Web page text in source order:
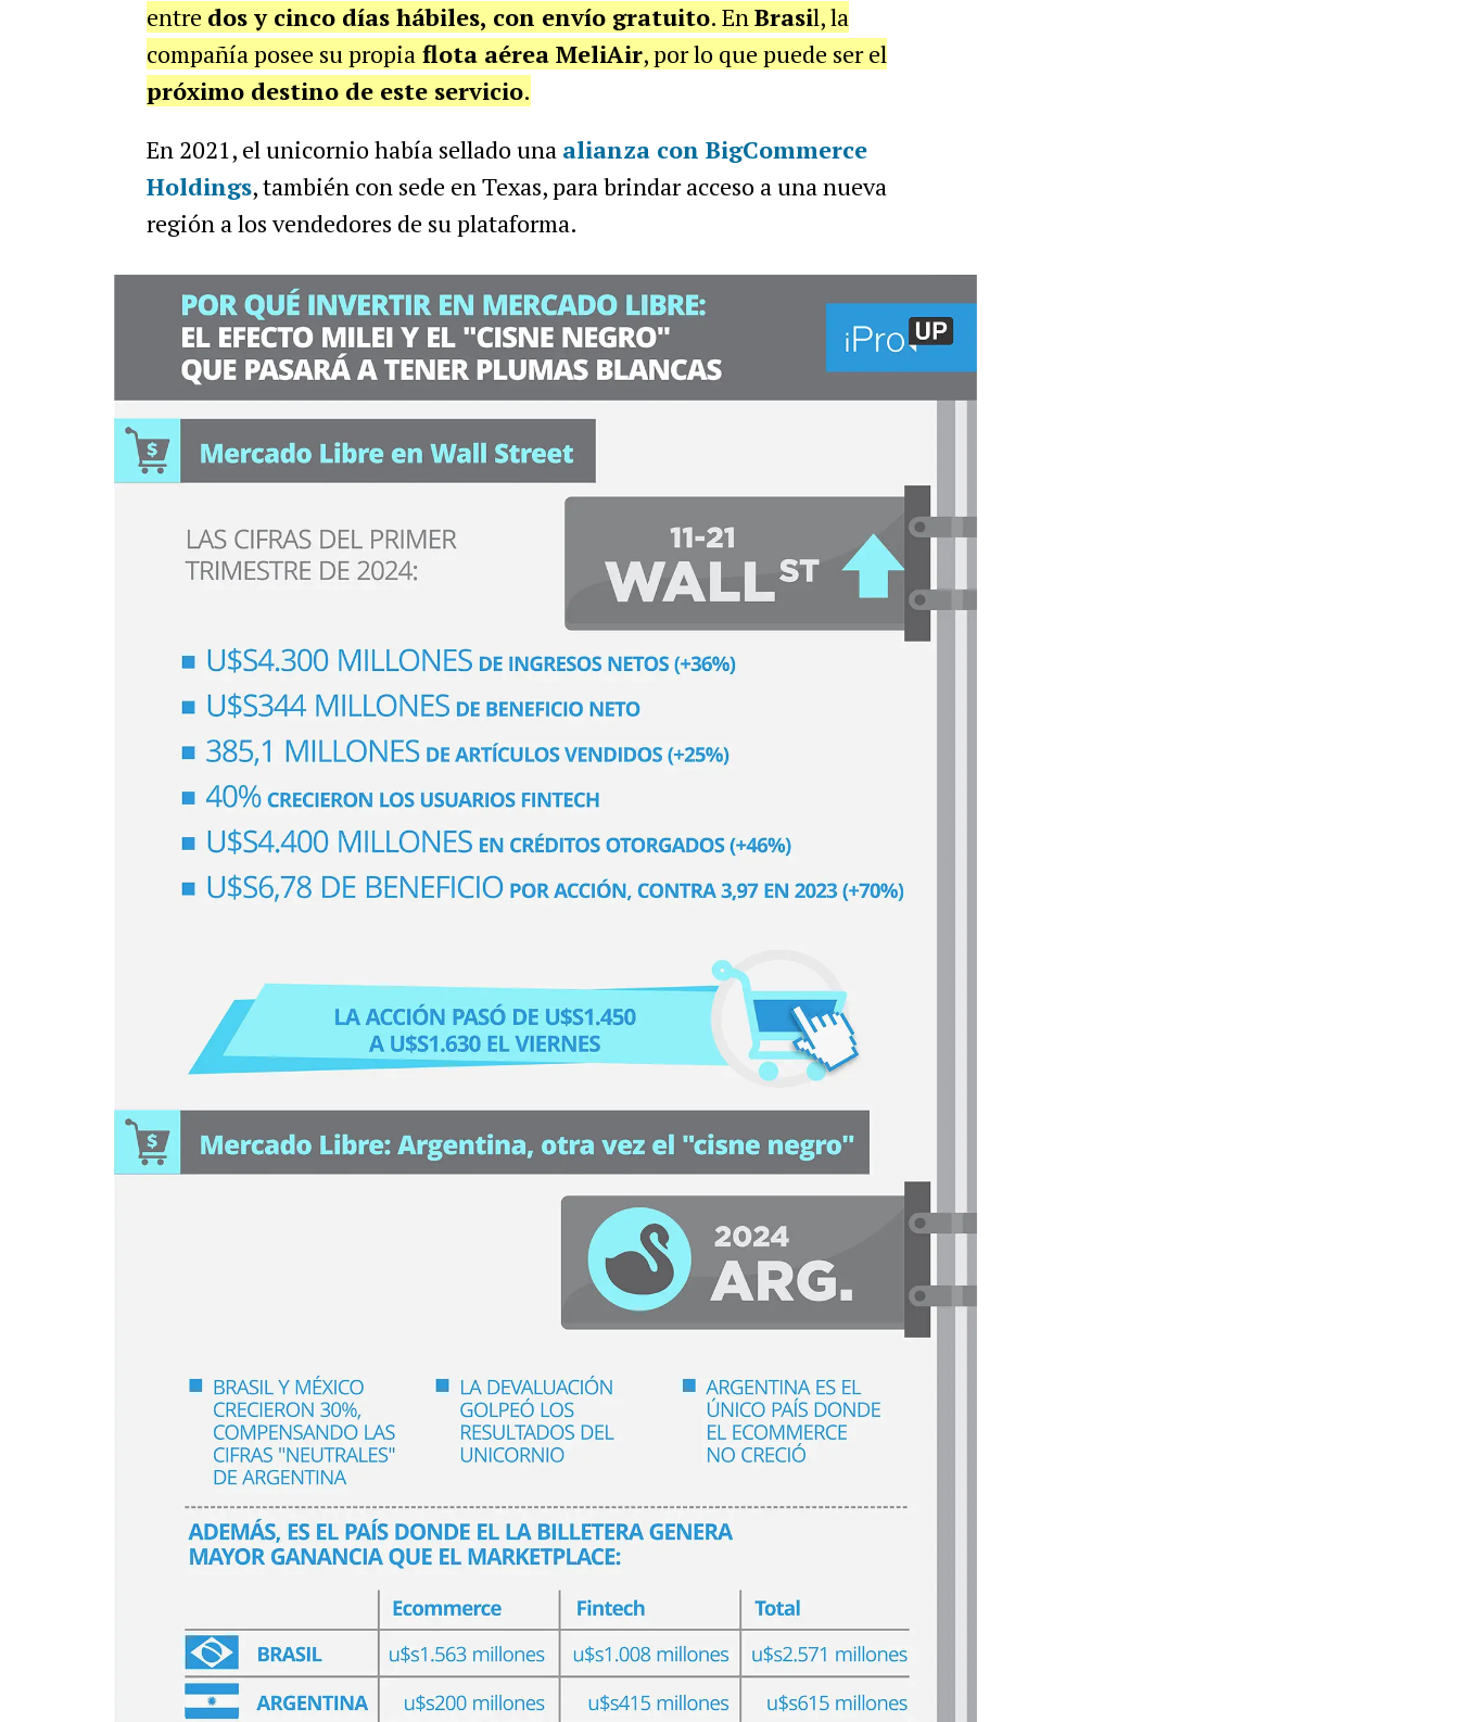
entre dos y cinco días hábiles, con envío gratuito. EnBrasil, la
compañía posee su propiaflota aérea MeliAir, por lo que puede ser el
próximo destino de este servicio.
En 2021, el unicornio había sellado una alianza con BigCommerce
Holdings, también con sede en Texas, para brindar acceso a una nueva
región a los vendedores de su plataforma.